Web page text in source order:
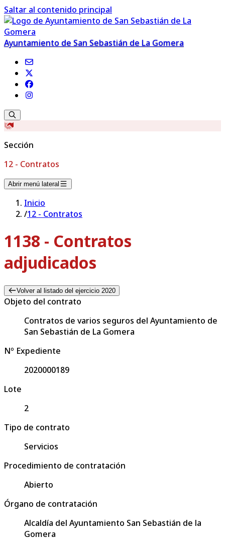
Saltar al contenido principal
Ayuntamiento de San Sebastián de La Gomera
Sección
12 - Contratos
Abrir menú lateral
Inicio
/12 - Contratos
1138 - Contratos
adjudicados
Volver al listado del ejercicio 2020
Objeto del contrato
Contratos de varios seguros del Ayuntamiento de
San Sebastián de La Gomera
Nº Expediente
2020000189
Lote
2
Tipo de contrato
Servicios
Procedimiento de contratación
Abierto
Órgano de contratación
Alcaldía del Ayuntamiento San Sebastián de la
Gomera